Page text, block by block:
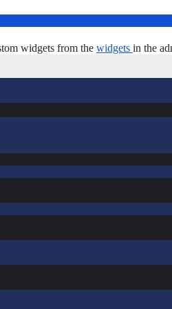
widgets from the widgets in the